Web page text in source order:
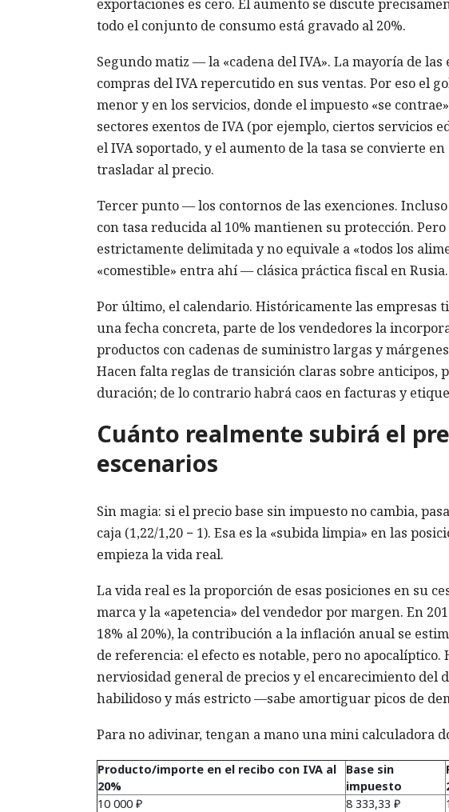
exportaciones es cero. El aumento se discute
todo el conjunto de consumo está gravado al 20%.
Segundo matiz — la «cadena del IVA». La mayoría de
compras del IVA repercutido en sus ventas. Por eso el
menor y en los servicios, donde el impuesto «se
sectores exentos de IVA (por ejemplo, ciertos servicios
el IVA soportado, y el aumento de la tasa se convierte
trasladar al precio.
Tercer punto — los contornos de las exenciones.
con tasa reducida al 10% mantienen su protección.
estrictamente delimitada y no equivale a «todos los
«comestible» entra ahí — clásica práctica fiscal en Rusia.
Por último, el calendario. Históricamente las empresas
una fecha concreta, parte de los vendedores la
productos con cadenas de suministro largas y
Hacen falta reglas de transición claras sobre anticipos,
duración; de lo contrario habrá caos en facturas y
Cuánto realmente subirá el
escenarios
Sin magia: si el precio base sin impuesto no cambia,
caja (1,22/1,20 − 1). Esa es la «subida limpia» en las
empieza la vida real.
La vida real es la proporción de esas posiciones en su
marca y la «apetencia» del vendedor por margen. En
18% al 20%), la contribución a la inflación anual se
de referencia: el efecto es notable, pero no
nerviosidad general de precios y el encarecimiento del
habilidoso y más estricto —sabe amortiguar picos de
Para no adivinar, tengan a mano una mini calculadora
Producto/importe en el recibo con IVA al
20%
Base sin
impuesto
10 000 ₽
8 333,33 ₽